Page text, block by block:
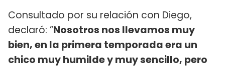
Consultado por su relación con Diego,
declaró: ”Nosotros nos llevamos muy
bien, en la primera temporada era un
chico muy humilde y muy sencillo, pero